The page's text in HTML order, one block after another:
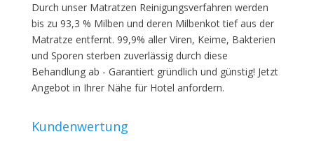
Durch unser Matratzen Reinigungsverfahren werden
bis zu 93,3 % Milben und deren Milbenkot tief aus der
Matratze entfernt. 99,9% aller Viren, Keime, Bakterien
und Sporen sterben zuverlässig durch diese
Behandlung ab - Garantiert gründlich und günstig! Jetzt
Angebot in Ihrer Nähe für Hotel anfordern.
Kundenwertung